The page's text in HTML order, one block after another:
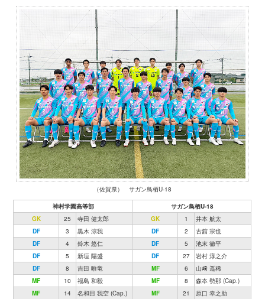
（佐賀県） サガン鳥栖U-18
神村学園高等部
サガン鳥栖U-18
GK
25 寺田 健太郎 GK 1
井本 航太
DF
3 黒木 涼我 DF 2
古舘 宗也
DF
4 鈴木 悠仁 DF 5
池末 徹平
DF
5 新垣 陽盛 DF 27
岩村 淳之介
DF
8 吉田 唯竜 MF 6
山﨑 遥稀
MF
10 福島 和毅 MF 8
森夲 勢那 (Cap.)
MF
14 名和田 我空 (Cap.) MF 21
原口 幸之助